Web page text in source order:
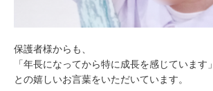
保護者様からも、
「年長になってから特に成長を感じています」
との嬉しいお言葉をいただいています。